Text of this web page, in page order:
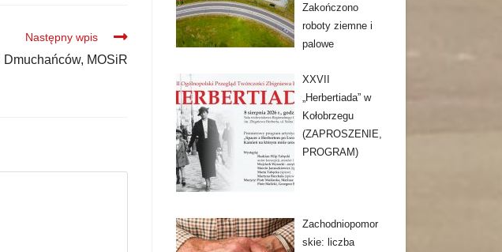
Następny wpis
MOSiR
Zakończono
roboty ziemne i
palowe
XXVII
„Herbertiada” w
Kołobrzegu
(ZAPROSZENIE,
PROGRAM)
Zachodniopomor
skie: liczba